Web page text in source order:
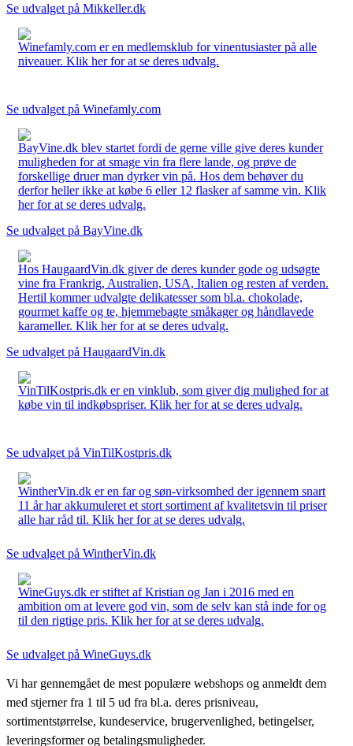
Se udvalget på Mikkeller.dk
Winefamly.com er en medlemsklub for vinentusiaster på alle
niveauer. Klik her for at se deres udvalg.
Se udvalget på Winefamly.com
BayVine.dk blev startet fordi de gerne ville give deres kunder
muligheden for at smage vin fra flere lande, og prøve de
forskellige druer man dyrker vin på. Hos dem behøver du
derfor heller ikke at købe 6 eller 12 flasker af samme vin. Klik
her for at se deres udvalg.
Se udvalget på BayVine.dk
Hos HaugaardVin.dk giver de deres kunder gode og udsøgte
vine fra Frankrig, Australien, USA, Italien og resten af verden.
Hertil kommer udvalgte delikatesser som bl.a. chokolade,
gourmet kaffe og te, hjemmebagte småkager og håndlavede
karameller. Klik her for at se deres udvalg.
Se udvalget på HaugaardVin.dk
VinTilKostpris.dk er en vinklub, som giver dig mulighed for at
købe vin til indkøbspriser. Klik her for at se deres udvalg.
Se udvalget på VinTilKostpris.dk
WintherVin.dk er en far og søn-virksomhed der igennem snart
11 år har akkumuleret et stort sortiment af kvalitetsvin til priser
alle har råd til. Klik her for at se deres udvalg.
Se udvalget på WintherVin.dk
WineGuys.dk er stiftet af Kristian og Jan i 2016 med en
ambition om at levere god vin, som de selv kan stå inde for og
til den rigtige pris. Klik her for at se deres udvalg.
Se udvalget på WineGuys.dk
Vi har gennemgået de mest populære webshops og anmeldt dem
med stjerner fra 1 til 5 ud fra bl.a. deres prisniveau,
sortimentstørrelse, kundeservice, brugervenlighed, betingelser,
leveringsformer og betalingsmuligheder.